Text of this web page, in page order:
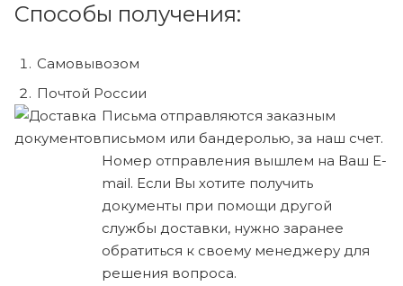
Способы получения:
Самовывозом
Почтой России
Письма отправляются заказным
письмом или бандеролью, за наш счет.
Номер отправления вышлем на Ваш E-
mail. Если Вы хотите получить
документы при помощи другой
службы доставки, нужно заранее
обратиться к своему менеджеру для
решения вопроса.